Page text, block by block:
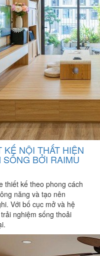
KẾ NỘI THẤT HIỆN
BỞI RAIMU
thiết kế theo phong cách
năng và tạo nên
Với bố cục mở và hệ
nghiệm sống thoải